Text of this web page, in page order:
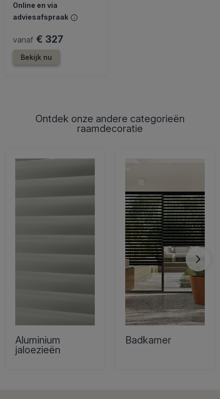
Online en via
adviesafspraak
vanaf € 327
Bekijk nu
Ontdek onze andere categorieën
raamdecoratie
Aluminium
jaloezieën
Badkamer